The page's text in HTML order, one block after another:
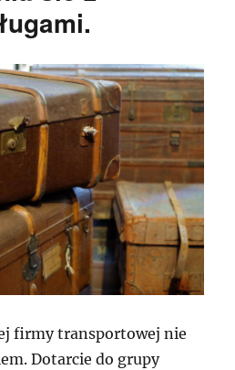
firmy transportowej nie
Dotarcie do grupy